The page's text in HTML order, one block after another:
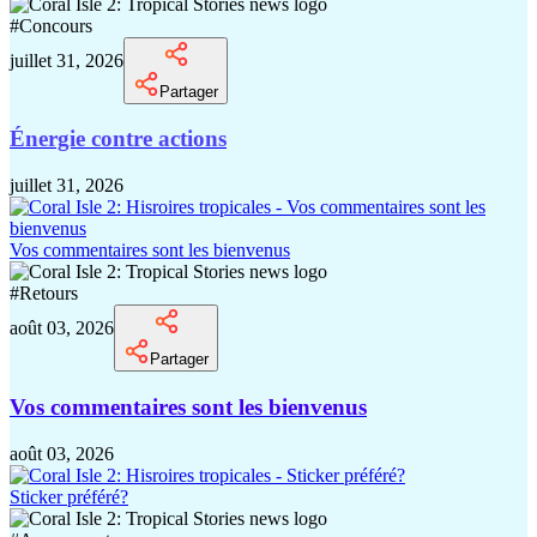
#Concours
juillet 31, 2026
Partager
Énergie contre actions
juillet 31, 2026
Vos commentaires sont les bienvenus
#Retours
août 03, 2026
Partager
Vos commentaires sont les bienvenus
août 03, 2026
Sticker préféré?